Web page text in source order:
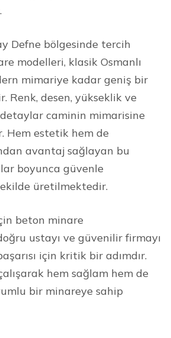
Defne bölgesinde tercih
modelleri, klasik Osmanlı
mimariye kadar geniş bir
Renk, desen, yükseklik ve
caminin mimarisine
Hem estetik hem de
avantaj sağlayan bu
boyunca güvenle
üretilmektedir.
beton minare
ustayı ve güvenilir firmayı
için kritik bir adımdır.
hem sağlam hem de
bir minareye sahip